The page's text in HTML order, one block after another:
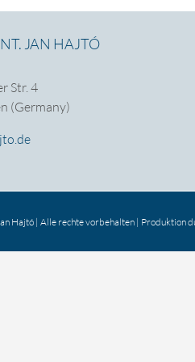
JAN HAJTÓ
Str. 4
(Germany)
Hajtó | Alle rechte vorbehalten | Produktion